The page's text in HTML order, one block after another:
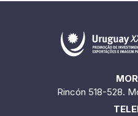
Rincón 518-528.